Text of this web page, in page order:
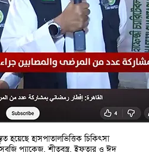
হয়েছে হাসপাতালভিত্তিক চিকিৎসা
সবজি প্যাকেজ, শীতবস্ত্র, ইফতার ও ঈদ